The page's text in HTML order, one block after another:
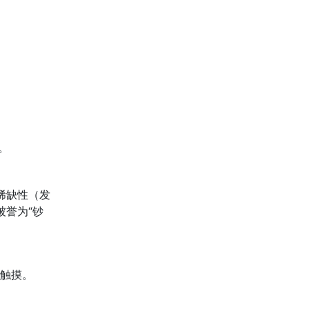
缺性（发
誉为“钞
摸。